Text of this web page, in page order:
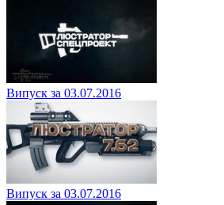
Випуск за 03.07.2016
Випуск за 03.07.2016